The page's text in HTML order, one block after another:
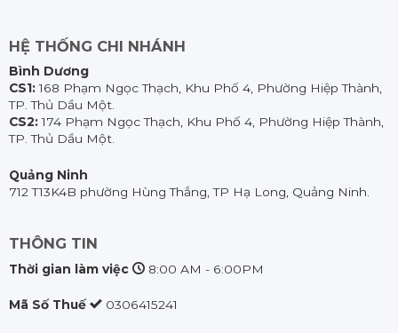
HỆ THỐNG CHI NHÁNH
Bình Dương
CS1:168 Phạm Ngọc Thạch, Khu Phố 4, Phường Hiệp Thành,
TP. Thủ Dầu Một.
CS2:174 Phạm Ngọc Thạch, Khu Phố 4, Phường Hiệp Thành,
TP. Thủ Dầu Một.
Quảng Ninh
712 T13K4B phường Hùng Thắng, TP Hạ Long, Quảng Ninh.
THÔNG TIN
Thời gian làm việc 8:00 AM - 6:00PM
Mã Số Thuế 0306415241